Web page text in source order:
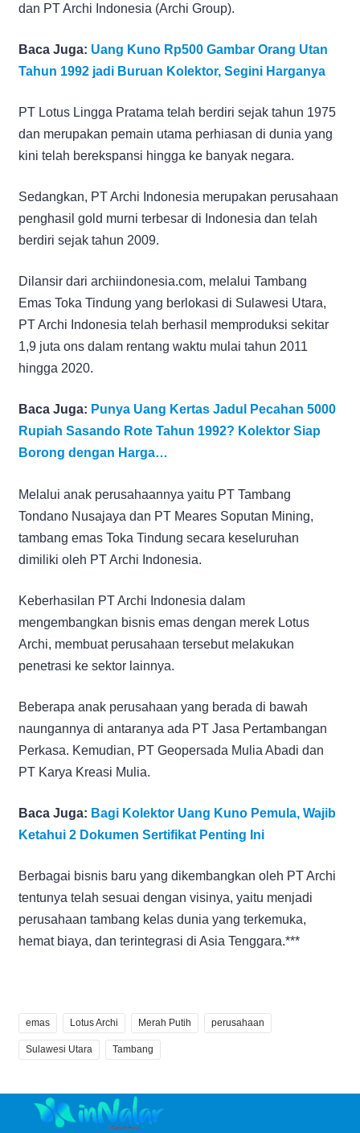
dan PT Archi Indonesia (Archi Group).
Baca Juga: Uang Kuno Rp500 Gambar Orang Utan
Tahun 1992 jadi Buruan Kolektor, Segini Harganya
PT Lotus Lingga Pratama telah berdiri sejak tahun 1975
dan merupakan pemain utama perhiasan di dunia yang
kini telah berekspansi hingga ke banyak negara.
Sedangkan, PT Archi Indonesia merupakan perusahaan
penghasil gold murni terbesar di Indonesia dan telah
berdiri sejak tahun 2009.
Dilansir dari archiindonesia.com, melalui Tambang
Emas Toka Tindung yang berlokasi di Sulawesi Utara,
PT Archi Indonesia telah berhasil memproduksi sekitar
1,9 juta ons dalam rentang waktu mulai tahun 2011
hingga 2020.
Baca Juga: Punya Uang Kertas Jadul Pecahan 5000
Rupiah Sasando Rote Tahun 1992? Kolektor Siap
Borong dengan Harga…
Melalui anak perusahaannya yaitu PT Tambang
Tondano Nusajaya dan PT Meares Soputan Mining,
tambang emas Toka Tindung secara keseluruhan
dimiliki oleh PT Archi Indonesia.
Keberhasilan PT Archi Indonesia dalam
mengembangkan bisnis emas dengan merek Lotus
Archi, membuat perusahaan tersebut melakukan
penetrasi ke sektor lainnya.
Beberapa anak perusahaan yang berada di bawah
naungannya di antaranya ada PT Jasa Pertambangan
Perkasa. Kemudian, PT Geopersada Mulia Abadi dan
PT Karya Kreasi Mulia.
Baca Juga: Bagi Kolektor Uang Kuno Pemula, Wajib
Ketahui 2 Dokumen Sertifikat Penting Ini
Berbagai bisnis baru yang dikembangkan oleh PT Archi
tentunya telah sesuai dengan visinya, yaitu menjadi
perusahaan tambang kelas dunia yang terkemuka,
hemat biaya, dan terintegrasi di Asia Tenggara.***
emas Lotus Archi Merah Putih perusahaan
Sulawesi Utara Tambang